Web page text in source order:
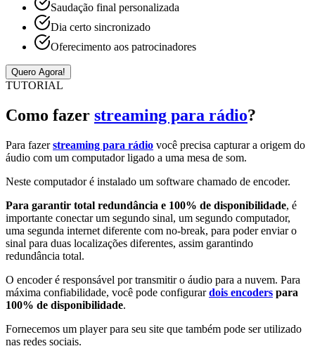
Saudação final personalizada
Dia certo sincronizado
Oferecimento aos patrocinadores
Quero Agora!
TUTORIAL
Como fazer streaming para rádio?
Para fazerstreaming para rádio você precisa capturar a origem do
áudio com um computador ligado a uma mesa de som.
Neste computador é instalado um software chamado de encoder.
Para garantir total redundância e 100% de disponibilidade, é
importante conectar um segundo sinal, um segundo computador,
uma segunda internet diferente com no-break, para poder enviar o
sinal para duas localizações diferentes, assim garantindo
redundância total.
O encoder é responsável por transmitir o áudio para a nuvem. Para
máxima confiabilidade, você pode configurardois encoders para
100% de disponibilidade.
Fornecemos um player para seu site que também pode ser utilizado
nas redes sociais.